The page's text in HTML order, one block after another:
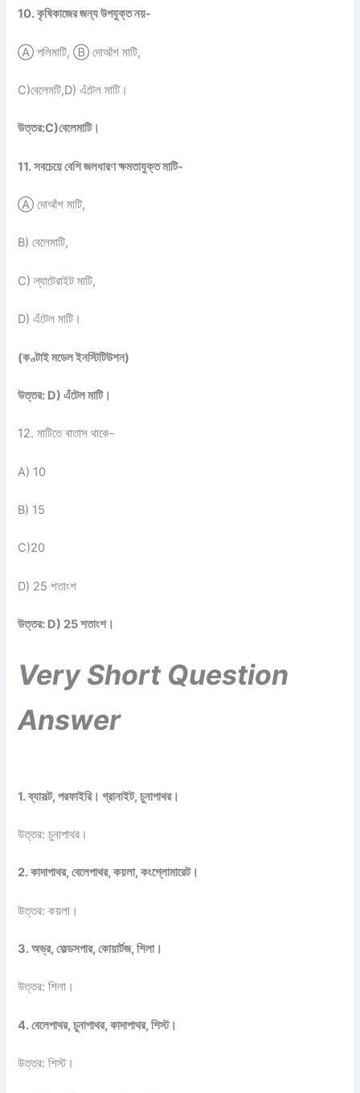
10. কৃষিকাজের জন্য উপযুক্ত নয়-
Ⓐ পলিমাটি, Ⓑ দোআঁশ মাটি,
C)বেলেমটি,D) এঁটেল মাটি।
উত্তর:C)বেলেমাটি।
11. সবচেয়ে বেশি জলধারণ ক্ষমতাযুক্ত মাটি-
Ⓐ দোআঁশ মাটি,
B) বেলেমাটি,
C) ল্যাটেরাইট মাটি,
D) এঁটেল মাটি।
(কণ্টাই মডেল ইনস্টিটিউশন)
উত্তর: D) এঁটেল মাটি।
12. মাটিতে বাতাস থাকে-
A) 10
B) 15
C)20
D) 25 শতাংশ
উত্তর: D) 25 শতাংশ।
Very Short Question
Answer
1. ব্যাসল্ট, পরফাইরি। গ্রানাইট, চুনাপাথর।
উত্তর: চুনাপাথর।
2. কাদাপাথর, বেলেপাথর, কয়লা, কংগ্লোমারেট।
উত্তর: কয়লা।
3. অভ্র, ফেল্ডসপার, কোয়ার্টজ, শিলা।
উত্তর: শিলা।
4. বেলেপাথর, চুনাপাথর, কাদাপাথর, শিস্ট।
উত্তর: শিস্ট।